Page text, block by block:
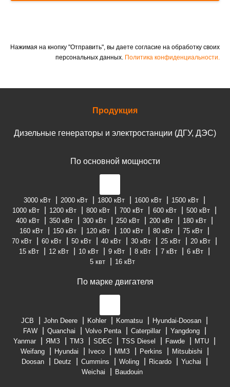
Нажимая на кнопку "Отправить", вы даете согласие на обработку своих
персональных данных. Политика конфиденциальности.
Продукция
Дизельные генераторы и электростанции (ДГУ, ДЭС)
По основной мощности
3000 кВт 2000 кВт 1800 кВт 1600 кВт
1500 кВт
1000 кВт
1200 кВт 800 кВт 700 кВт 600 кВт
500 кВт
400 кВт
350 кВт 300 кВт 250 кВт 200 кВт
180 кВт
160 кВт
150 кВт 120 кВт 100 кВт 80 кВт
75 кВт
70 кВт
60 кВт 50 кВт 40 кВт 30 кВт 25 кВт
20 кВт
15 кВт
12 кВт 10 кВт 9 кВт 8 кВт 7 кВт
6 кВт
5 квт
16 кВт
По марке двигателя
JCB John Deere Kohler Komatsu
Hyundai-Doosan
FAW
Quanchai Volvo Penta Caterpillar
Yangdong
Yanmar
ЯМЗ ТМЗ SDEC TSS Diesel Fawde
MTU
Weifang
Hyundai Iveco ММЗ Perkins
Mitsubishi
Doosan
Deutz Cummins Woling Ricardo
Yuchai
Weichai
Baudouin